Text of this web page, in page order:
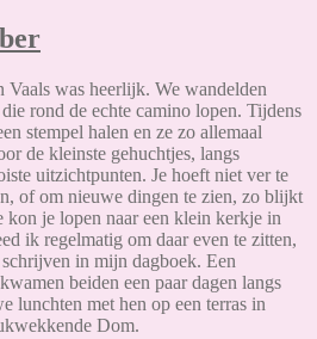
was heerlijk. We wandelden
rond de echte camino lopen. Tijdens
stempel halen en ze zo allemaal
de kleinste gehuchtjes, langs
uitzichtpunten. Je hoeft niet ver te
of om nieuwe dingen te zien, zo blijkt
kon je lopen naar een klein kerkje in
ik regelmatig om daar even te zitten,
in mijn dagboek. Een
beiden een paar dagen langs
lunchten met hen op een terras in
Dom.